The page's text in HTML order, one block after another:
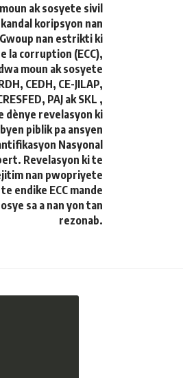
ak sosyete sivil
koripsyon nan
nan estrikti ki
la corruption (ECC),
moun ak sosyete
CEDH, CE-JILAP,
PAJ ak SKL ,
dènye revelasyon ki
piblik pa ansyen
Nasyonal
Revelasyon ki te
nan pwopriyete
endike ECC mande
sa a nan yon tan
rezonab.